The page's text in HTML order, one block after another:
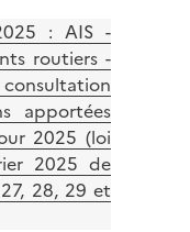
: AIS -
routiers -
apportées
2025 (loi
2025 de
28, 29 et